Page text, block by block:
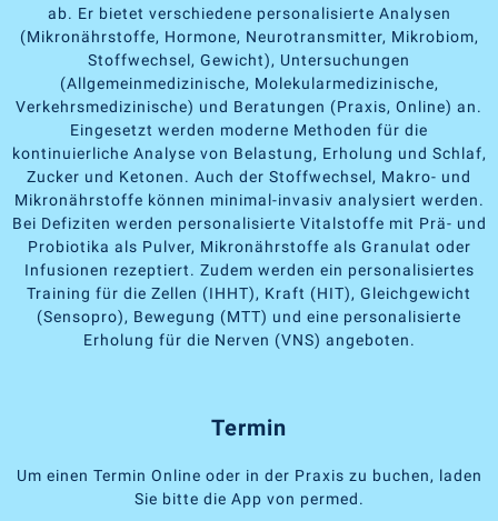
ab. Er bietet verschiedene personalisierte Analysen
(Mikronährstoffe, Hormone, Neurotransmitter, Mikrobiom,
Stoffwechsel, Gewicht), Untersuchungen
(Allgemeinmedizinische, Molekularmedizinische,
Verkehrsmedizinische) und Beratungen (Praxis, Online) an.
Eingesetzt werden moderne Methoden für die
kontinuierliche Analyse von Belastung, Erholung und Schlaf,
Zucker und Ketonen. Auch der Stoffwechsel, Makro- und
Mikronährstoffe können minimal-invasiv analysiert werden.
Bei Defiziten werden personalisierte Vitalstoffe mit Prä- und
Probiotika als Pulver, Mikronährstoffe als Granulat oder
Infusionen rezeptiert. Zudem werden ein personalisiertes
Training für die Zellen (IHHT), Kraft (HIT), Gleichgewicht
(Sensopro), Bewegung (MTT) und eine personalisierte
Erholung für die Nerven (VNS) angeboten.
Termin
Um einen Termin Online oder in der Praxis zu buchen, laden
Sie bitte die App von permed.